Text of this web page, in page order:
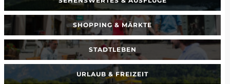
SHOPPING & MÄRKTE
STADTLEBEN
URLAUB & FREIZEIT